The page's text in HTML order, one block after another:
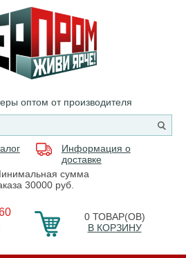
оптом от производителя
Информация о
доставке
сумма
30000 руб.
0ТОВАР(ОВ)
В КОРЗИНУ